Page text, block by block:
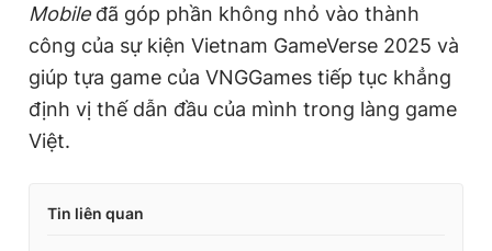
Mobileđã góp phần không nhỏ vào thành
công của sự kiện Vietnam GameVerse 2025 và
giúp tựa game của VNGGames tiếp tục khẳng
định vị thế dẫn đầu của mình trong làng game
Việt.
Tin liên quan